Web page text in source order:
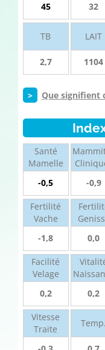
45 32
TB
2,7
LAIT
1104
> Que signifient
Santé
Mamelle
-0,5
-0,9
Fertilité
Vache
-1,8
0,0
Facilité
Velage
0,2
0,2
Vitesse
Traite
Temp.